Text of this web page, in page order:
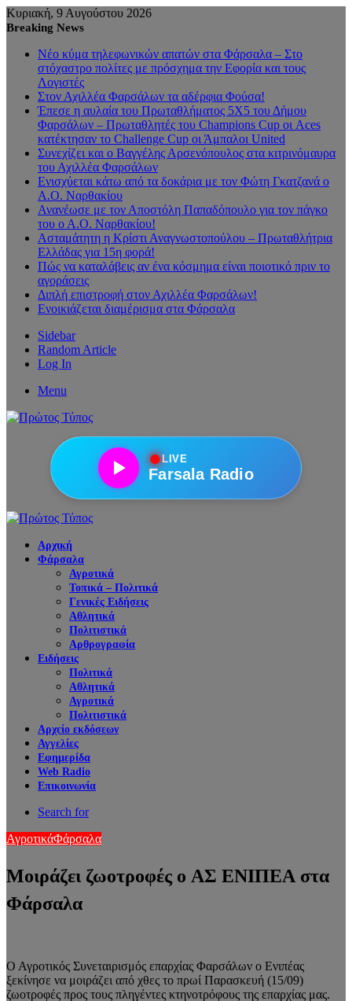
Κυριακή, 9 Αυγούστου 2026
Breaking News
Νέο κύμα τηλεφωνικών απατών στα Φάρσαλα – Στο
στόχαστρο πολίτες με πρόσχημα την Εφορία και τους
Λογιστές
Στον Αχιλλέα Φαρσάλων τα αδέρφια Φούσα!
Έπεσε η αυλαία του Πρωταθλήματος 5Χ5 του Δήμου
Φαρσάλων – Πρωταθλητές του Champions Cup οι Aces
κατέκτησαν το Challenge Cup οι Άμπαλοι United
Συνεχίζει και ο Βαγγέλης Αρσενόπουλος στα κιτρινόμαυρα
του Αχιλλέα Φαρσάλων
Ενισχύεται κάτω από τα δοκάρια με τον Φώτη Γκατζανά ο
Α.Ο. Ναρθακίου
Ανανέωσε με τον Αποστόλη Παπαδόπουλο για τον πάγκο
του ο Α.Ο. Ναρθακίου!
Ασταμάτητη η Κρίστι Αναγνωστοπούλου – Πρωταθλήτρια
Ελλάδας για 15η φορά!
Πώς να καταλάβεις αν ένα κόσμημα είναι ποιοτικό πριν το
αγοράσεις
Διπλή επιστροφή στον Αχιλλέα Φαρσάλων!
Ενοικιάζεται διαμέρισμα στα Φάρσαλα
Sidebar
Random Article
Log In
Menu
●LIVE
Farsala Radio
Αρχική
Φάρσαλα
Αγροτικά
Τοπικά – Πολιτικά
Γενικές Ειδήσεις
Αθλητικά
Πολιτιστικά
Αρθρογραφία
Ειδήσεις
Πολιτικά
Αθλητικά
Αγροτικά
Πολιτιστικά
Αρχείο εκδόσεων
Αγγελίες
Εφημερίδα
Web Radio
Επικοινωνία
Search for
ΑγροτικάΦάρσαλα
Μοιράζει ζωοτροφές ο ΑΣ ΕΝΙΠΕΑ στα
Φάρσαλα
Ο Αγροτικός Συνεταιρισμός επαρχίας Φαρσάλων ο Ενιπέας
ξεκίνησε να μοιράζει από χθες το πρωί Παρασκευή (15/09)
ζωοτροφές προς τους πληγέντες κτηνοτρόφους της επαρχίας μας.